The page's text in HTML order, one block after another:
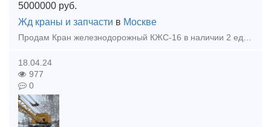
5000000 руб.
Жд краны и запчасти в Москве
Продам Кран железнодорожный КЖС-16 в наличии 2 единицы данной техники 2000 и 2007 годов выпуска, место нахождения г. Москва.Технические характеристики железнодорожного крана КЖС-16. Грузоподъёмность
18.04.24
977
0